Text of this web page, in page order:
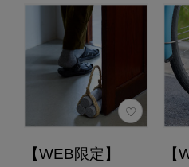
【WEB限定】
【